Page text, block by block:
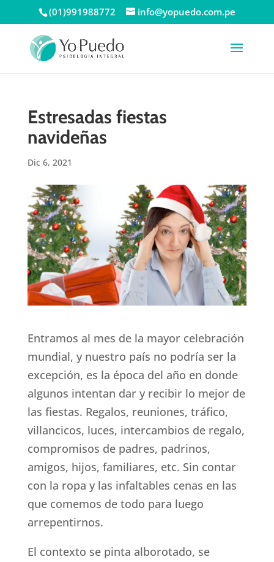
(01)991988772 info@yopuedo.com.pe
Estresadas fiestas
navideñas
Dic 6, 2021
Entramos al mes de la mayor celebración
mundial, y nuestro país no podría ser la
excepción, es la época del año en donde
algunos intentan dar y recibir lo mejor de
las fiestas. Regalos, reuniones, tráfico,
villancicos, luces, intercambios de regalo,
compromisos de padres, padrinos,
amigos, hijos, familiares, etc. Sin contar
con la ropa y las infaltables cenas en las
que comemos de todo para luego
arrepentirnos.
El contexto se pinta alborotado, se